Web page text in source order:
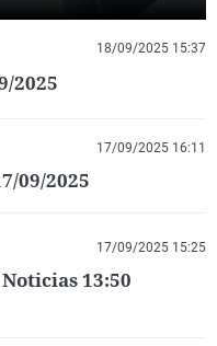
18/09/2025 15:37
2025
17/09/2025 16:11
09/2025
17/09/2025 15:25
13:50